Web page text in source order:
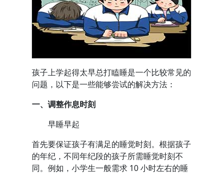
孩子上学起得太早总打瞌睡是一个比较常见的
问题，以下是一些能够尝试的解决方法：
一、调整作息时刻
早睡早起
首先要保证孩子有满足的睡觉时刻。根据孩子
的年纪，不同年纪段的孩子所需睡觉时刻不
同。例如，小学生一般需求 10 小时左右的睡